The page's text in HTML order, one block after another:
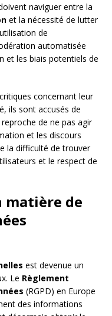
naviguer entre la
et la nécessité de lutter
de
automatisée
et les biais potentiels de
concernant leur
ils sont accusés de
de ne pas agir
et les discours
la difficulté de trouver
et le respect de
matière de
est devenue un
Le Règlement
(RGPD) en Europe
des informations